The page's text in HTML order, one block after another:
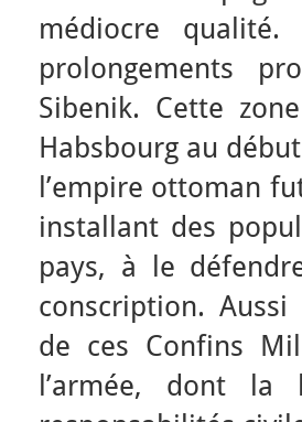
médiocre
prolongements
Sibenik. Cette
Habsbourg au
l’empire ottoman
installant des
pays, à le
conscription.
de ces Confins
l’armée, dont la